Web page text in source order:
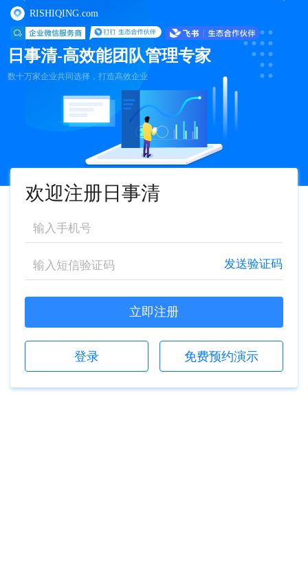
RISHIQING.com
日事清-高效能团队管理专家
数十万家企业共同选择，打造高效企业
欢迎注册日事清
发送验证码
立即注册
登录 免费预约演示